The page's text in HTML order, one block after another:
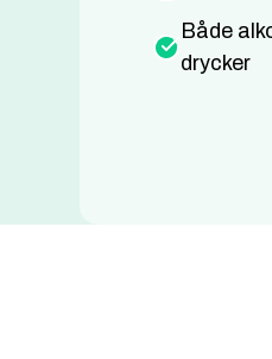
Både
drycker